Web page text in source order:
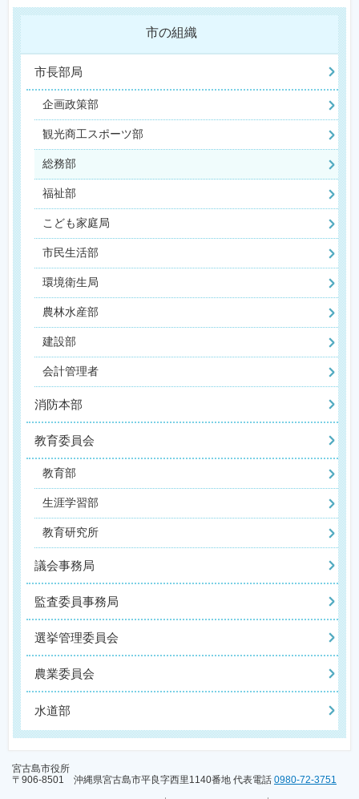
市の組織
市長部局
企画政策部
観光商工スポーツ部
総務部
福祉部
こども家庭局
市民生活部
環境衛生局
農林水産部
建設部
会計管理者
消防本部
教育委員会
教育部
生涯学習部
教育研究所
議会事務局
監査委員事務局
選挙管理委員会
農業委員会
水道部
宮古島市役所
〒906-8501 沖縄県宮古島市平良字西里1140番地 代表電話 0980-72-3751